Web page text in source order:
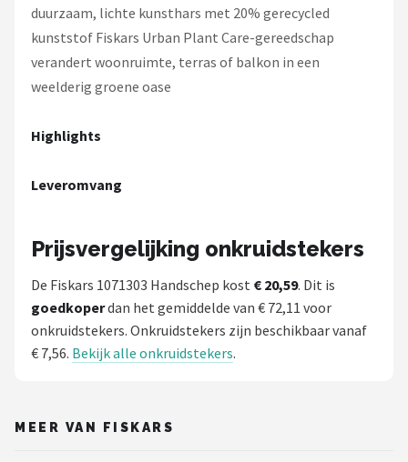
duurzaam, lichte kunsthars met 20% gerecycled
kunststof Fiskars Urban Plant Care-gereedschap
verandert woonruimte, terras of balkon in een
weelderig groene oase
Highlights
Leveromvang
Prijsvergelijking onkruidstekers
De Fiskars 1071303 Handschep kost € 20,59. Dit is
goedkoperdan het gemiddelde van € 72,11 voor
onkruidstekers. Onkruidstekers zijn beschikbaar vanaf
€ 7,56. Bekijk alle onkruidstekers.
MEER VAN FISKARS